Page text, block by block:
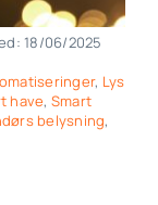
18/06/2025
, Lys
have, Smart
belysning,